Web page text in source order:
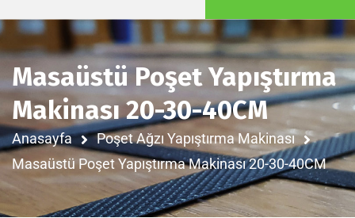
Masaüstü Poşet Yapıştırma
Makinası 20-30-40CM
Anasayfa
Poşet Ağzı Yapıştırma Makinası
Masaüstü Poşet Yapıştırma Makinası 20-30-40CM